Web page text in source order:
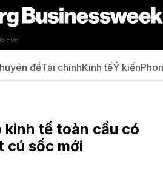
đềTài chínhKinh tếÝ kiến
kinh tế toàn cầu có
cú sốc mới